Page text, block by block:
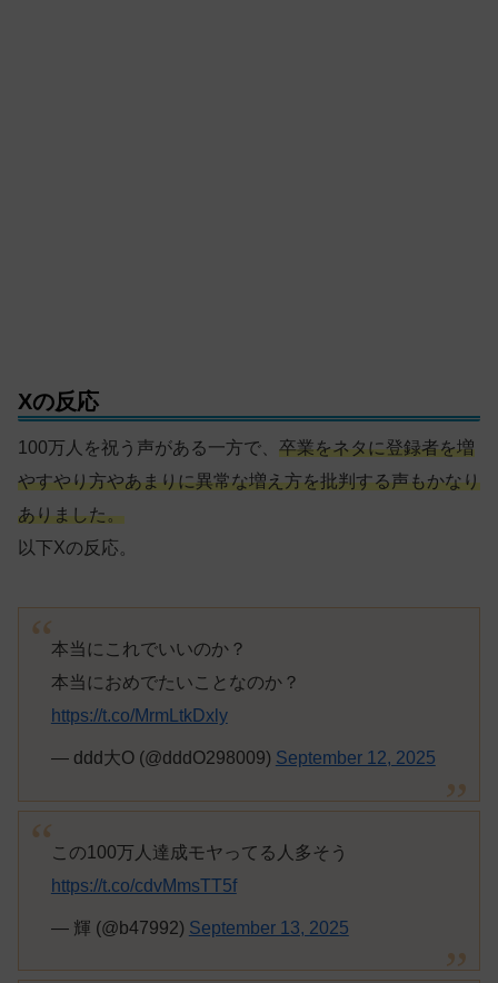
Xの反応
100万人を祝う声がある一方で、 卒業をネタに登録者を増
やすやり方やあまりに異常な増え方を批判する声もかなり
ありました。
以下Xの反応。
本当にこれでいいのか？
本当におめでたいことなのか？
https://t.co/MrmLtkDxly
— ddd大O (@dddO298009) September 12, 2025
この100万人達成モヤってる人多そう
https://t.co/cdvMmsTT5f
— 輝 (@b47992) September 13, 2025